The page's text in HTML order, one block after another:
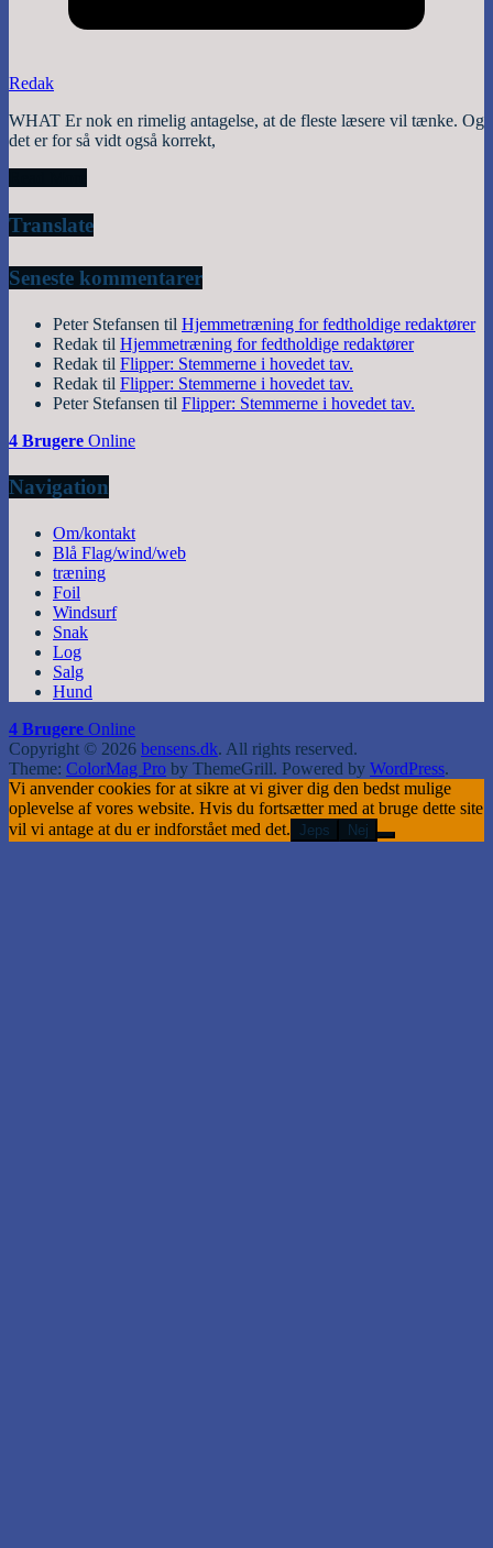
Redak
WHAT Er nok en rimelig antagelse, at de fleste læsere vil tænke. Og
det er for så vidt også korrekt,
Translate
Seneste kommentarer
Peter Stefansen til Hjemmetræning for fedtholdige redaktører
Redak til Hjemmetræning for fedtholdige redaktører
Redak til Flipper: Stemmerne i hovedet tav.
Redak til Flipper: Stemmerne i hovedet tav.
Peter Stefansen til Flipper: Stemmerne i hovedet tav.
4 Brugere Online
Navigation
Om/kontakt
Blå Flag/wind/web
træning
Foil
Windsurf
Snak
Log
Salg
Hund
4 Brugere Online
Copyright © 2026 bensens.dk. All rights reserved.
Theme: ColorMag Pro by ThemeGrill. Powered by WordPress.
Vi anvender cookies for at sikre at vi giver dig den bedst mulige
oplevelse af vores website. Hvis du fortsætter med at bruge dette site
vil vi antage at du er indforstået med det. Jeps Nej